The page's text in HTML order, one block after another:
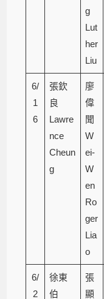
g
Lut
her
Liu
6/
1
6
張欽
良
Lawre
nce
Cheun
g
廖
偉
聞
W
ei-
W
en
Ro
ger
Lia
o
6/
2
徐東
伯
張
顯